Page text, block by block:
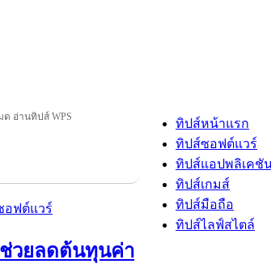
ด อ่านทิปส์ WPS
ช่วยลดต้นทุนค่า
ทิปส์หน้าแรก
ทิปส์ซอฟต์แวร์
ทิปส์แอปพลิเคชั
ทิปส์เกมส์
ทิปส์มือถือ
ทิปส์ไลฟ์สไตล์